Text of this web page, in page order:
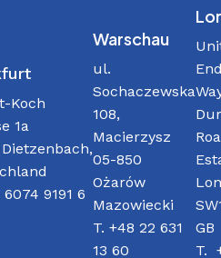
Koch
1a
Dietzenbach,
6074 9191 6
Warschau
ul.
Sochaczewska
108,
Macierzysz
05-850
Ożarów
Mazowiecki
T. +48 22 631
13 60
GB
T.